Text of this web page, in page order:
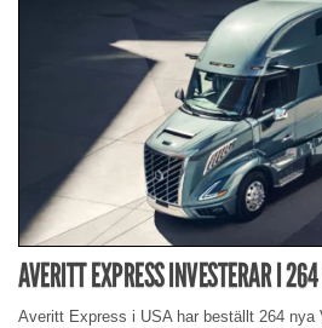
AVERITT EXPRESS INVESTERAR I
Averitt Express i USA har beställt 264 nya